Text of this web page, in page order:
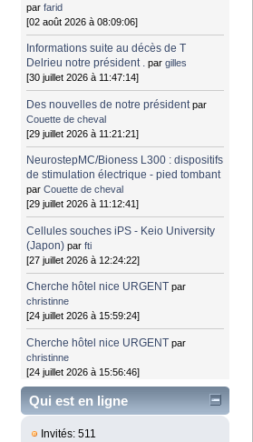
parfarid
[02 août 2026 à 08:09:06]
Informations suite au décès de T
Delrieu notre président . pargilles
[30 juillet 2026 à 11:47:14]
Des nouvelles de notre président par
Couette de cheval
[29 juillet 2026 à 11:21:21]
NeurostepMC/Bioness L300 : dispositifs
de stimulation électrique - pied tombant
parCouette de cheval
[29 juillet 2026 à 11:12:41]
Cellules souches iPS - Keio University
(Japon) parfti
[27 juillet 2026 à 12:24:22]
Cherche hôtel nice URGENT par
christinne
[24 juillet 2026 à 15:59:24]
Cherche hôtel nice URGENT par
christinne
[24 juillet 2026 à 15:56:46]
Qui est en ligne
Invités: 511